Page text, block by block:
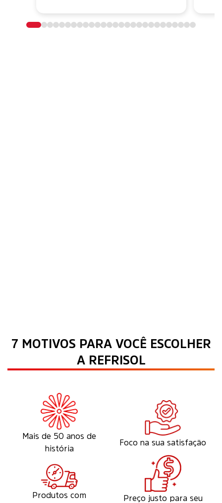
7 MOTIVOS PARA VOCÊ ESCOLHER
A REFRISOL
Mais de 50 anos de
história
Foco na sua satisfação
Produtos com
Preço justo para seu